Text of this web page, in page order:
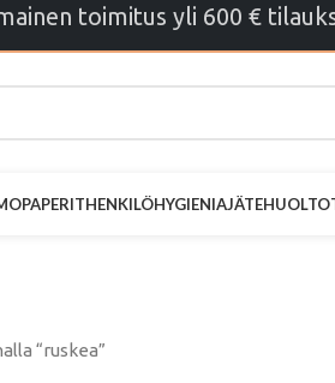
toimitus yli 600 €
HENKILÖHYGIENIAJÄTEHUOLTO
“ruskea”